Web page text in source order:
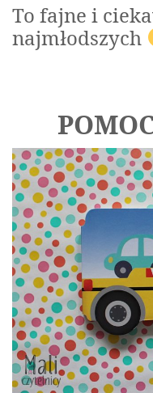
To fajne i
najmłodszych